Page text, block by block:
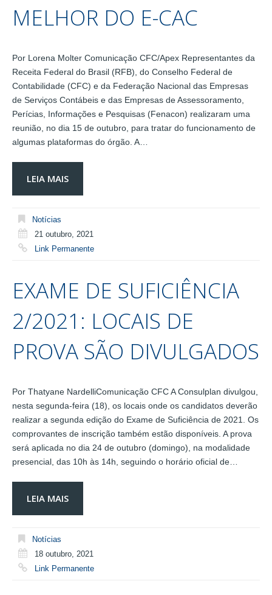
MELHOR DO E-CAC
Por Lorena Molter Comunicação CFC/Apex Representantes da
Receita Federal do Brasil (RFB), do Conselho Federal de
Contabilidade (CFC) e da Federação Nacional das Empresas
de Serviços Contábeis e das Empresas de Assessoramento,
Perícias, Informações e Pesquisas (Fenacon) realizaram uma
reunião, no dia 15 de outubro, para tratar do funcionamento de
algumas plataformas do órgão. A…
LEIA MAIS
Notícias
21 outubro, 2021
Link Permanente
EXAME DE SUFICIÊNCIA
2/2021: LOCAIS DE
PROVA SÃO DIVULGADOS
Por Thatyane NardelliComunicação CFC A Consulplan divulgou,
nesta segunda-feira (18), os locais onde os candidatos deverão
realizar a segunda edição do Exame de Suficiência de 2021. Os
comprovantes de inscrição também estão disponíveis. A prova
será aplicada no dia 24 de outubro (domingo), na modalidade
presencial, das 10h às 14h, seguindo o horário oficial de…
LEIA MAIS
Notícias
18 outubro, 2021
Link Permanente